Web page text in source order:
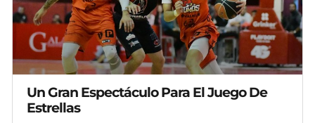
Un Gran Espectáculo Para El Juego De
Estrellas